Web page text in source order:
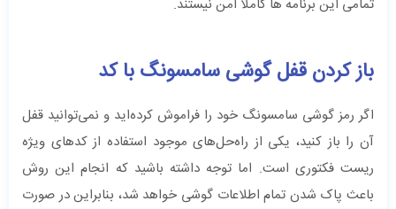
تمامی این برنامه ها کاملا امن نیستند.
باز کردن قفل گوشی سامسونگ با کد
اگر رمز گوشی سامسونگ خود را فراموش کرده‌اید و نمی‌توانید قفل
آن را باز کنید، یکی از راه‌حل‌های موجود استفاده از کدهای ویژه
ریست فکتوری است. اما توجه داشته باشید که انجام این روش
باعث پاک شدن تمام اطلاعات گوشی خواهد شد، بنابراین در صورت